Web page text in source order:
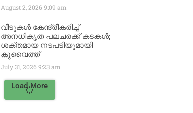
August 2, 2026 9:09 am
വീടുകൾ കേന്ദ്രീകരിച്ച്
അനധികൃത പലചരക്ക് കടകൾ;
ശക്തമായ നടപടിയുമായി
കുവൈത്ത്
July 31, 2026 9:23 am
Load More